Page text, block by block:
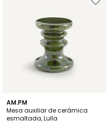
AM.PM
Mesa auxiliar de cerámica
esmaltada, Lulla
4,5
/ 5
2
Colores